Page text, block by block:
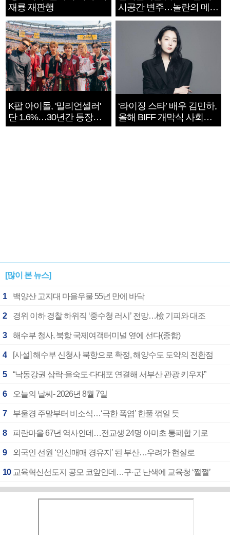
재룡 재판행
시공간 변주…놀란의 메시
지는 ‘전쟁 속죄’
K팝 아이돌, '밀리언셀러'
단 1.6%…30년간 등장
1182개팀 전수조사
‘라이징 스타’ 배우 김민하,
올해 BIFF 개막식 사회자
확정
[많이 본 뉴스]
1 백양산 고지대 마을우물 55년 만에 바닥
2 경위 이하 경찰 하위직 ‘중수청 러시’ 전망…檢 기피와 대조
3 해수부 청사, 북항 국제여객터미널 옆에 선다(종합)
4 [사설] 해수부 신청사 북항으로 확정, 해양수도 도약의 전환점
5 “낙동강권 삼락·을숙도·다대포 연결해 서부산 관광 키우자”
6 오늘의 날씨- 2026년 8월 7일
7 부울경 주말부터 비소식…‘극한 폭염’ 한풀 꺾일 듯
8 피란마을 67년 역사인데…전교생 24명 아미초 통폐합 기로
9 외국인 선원 ‘인신매매 경유지’ 된 부산…우려가 현실로
10 교육혁신선도지 공모 코앞인데…구·군 난색에 교육청 ‘쩔쩔’